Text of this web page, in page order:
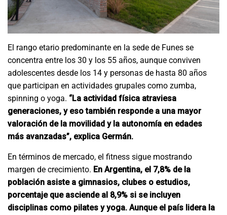
El rango etario predominante en la sede de Funes se
concentra entre los 30 y los 55 años, aunque conviven
adolescentes desde los 14 y personas de hasta 80 años
que participan en actividades grupales como zumba,
spinning o yoga. “La actividad física atraviesa
generaciones, y eso también responde a una mayor
valoración de la movilidad y la autonomía en edades
más avanzadas”, explica Germán.
En términos de mercado, el fitness sigue mostrando
margen de crecimiento. En Argentina, el 7,8% de la
población asiste a gimnasios, clubes o estudios,
porcentaje que asciende al 8,9% si se incluyen
disciplinas como pilates y yoga. Aunque el país lidera la